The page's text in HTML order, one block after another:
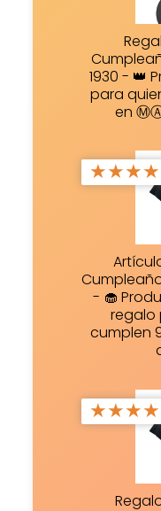
1930 - 👑
para
en
★★★★
- 🧁
regalo
★★★★